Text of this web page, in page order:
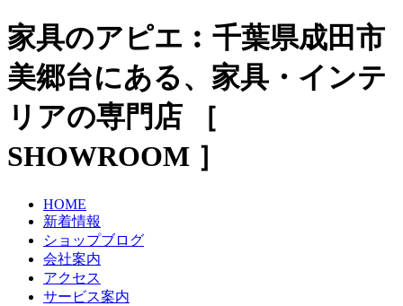
家具のアピエ︰千葉県成田市
美郷台にある、家具・インテ
リアの専門店 ［
SHOWROOM ］
HOME
新着情報
ショップブログ
会社案内
アクセス
サービス案内